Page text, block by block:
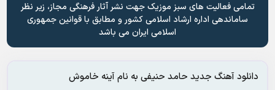
تمامی فعالیت های سبز موزیک جهت نشر آثار فرهنگی مجاز، زیر نظر
ساماندهی اداره ارشاد اسلامی کشور و مطابق با قوانین جمهوری
اسلامی ایران می باشد
دانلود آهنگ جدید حامد حنیفی به نام آینه خاموش